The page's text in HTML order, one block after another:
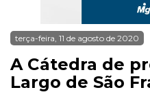
terça-feira, 11 de agosto de 2020
A Cátedra de
Largo de São